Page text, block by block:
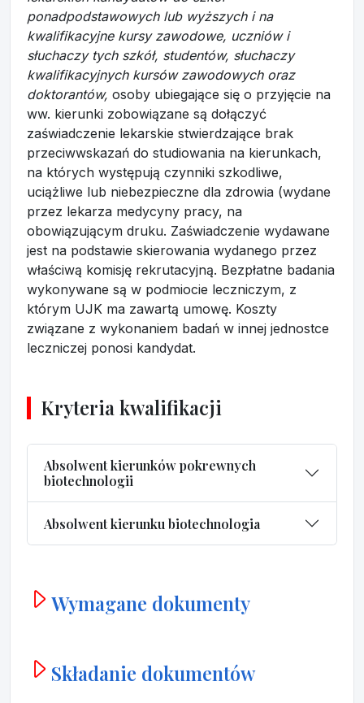
ponadpodstawowych lub wyższych i na
kwalifikacyjne kursy zawodowe, uczniów i
słuchaczy tych szkół, studentów, słuchaczy
kwalifikacyjnych kursów zawodowych oraz
doktorantów, osoby ubiegające się o przyjęcie na
ww. kierunki zobowiązane są dołączyć
zaświadczenie lekarskie stwierdzające brak
przeciwwskazań do studiowania na kierunkach,
na których występują czynniki szkodliwe,
uciążliwe lub niebezpieczne dla zdrowia (wydane
przez lekarza medycyny pracy, na
obowiązującym druku. Zaświadczenie wydawane
jest na podstawie skierowania wydanego przez
właściwą komisję rekrutacyjną. Bezpłatne badania
wykonywane są w podmiocie leczniczym, z
którym UJK ma zawartą umowę. Koszty
związane z wykonaniem badań w innej jednostce
leczniczej ponosi kandydat.
Kryteria kwalifikacji
Absolwent kierunków pokrewnych
biotechnologii
Absolwent kierunku biotechnologia
Wymagane dokumenty
Składanie dokumentów